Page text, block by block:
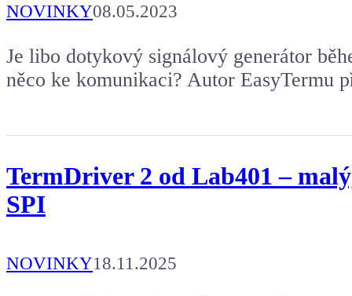
NOVINKY08.05.2023
Je libo dotykový signálový generátor
něco ke komunikaci? Autor EasyTermu
TermDriver 2 od Lab401 –
SPI
NOVINKY18.11.2025